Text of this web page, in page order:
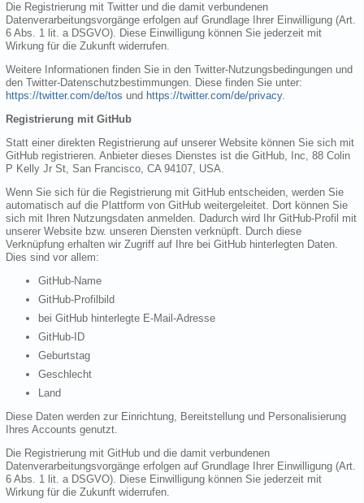
Die Registrierung mit Twitter und die damit verbundenen
Datenverarbeitungsvorgänge erfolgen auf Grundlage Ihrer Einwilligung (Art.
6 Abs. 1 lit. a DSGVO). Diese Einwilligung können Sie jederzeit mit
Wirkung für die Zukunft widerrufen.
Weitere Informationen finden Sie in den Twitter-Nutzungsbedingungen und
den Twitter-Datenschutzbestimmungen. Diese finden Sie unter:
https://twitter.com/de/tos und https://twitter.com/de/privacy.
Registrierung mit GitHub
Statt einer direkten Registrierung auf unserer Website können Sie sich mit
GitHub registrieren. Anbieter dieses Dienstes ist die GitHub, Inc, 88 Colin
P Kelly Jr St, San Francisco, CA 94107, USA.
Wenn Sie sich für die Registrierung mit GitHub entscheiden, werden Sie
automatisch auf die Plattform von GitHub weitergeleitet. Dort können Sie
sich mit Ihren Nutzungsdaten anmelden. Dadurch wird Ihr GitHub-Profil mit
unserer Website bzw. unseren Diensten verknüpft. Durch diese
Verknüpfung erhalten wir Zugriff auf Ihre bei GitHub hinterlegten Daten.
Dies sind vor allem:
GitHub-Name
GitHub-Profilbild
bei GitHub hinterlegte E-Mail-Adresse
GitHub-ID
Geburtstag
Geschlecht
Land
Diese Daten werden zur Einrichtung, Bereitstellung und Personalisierung
Ihres Accounts genutzt.
Die Registrierung mit GitHub und die damit verbundenen
Datenverarbeitungsvorgänge erfolgen auf Grundlage Ihrer Einwilligung (Art.
6 Abs. 1 lit. a DSGVO). Diese Einwilligung können Sie jederzeit mit
Wirkung für die Zukunft widerrufen.